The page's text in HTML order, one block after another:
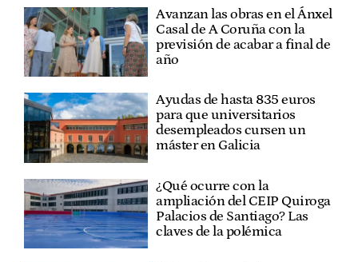
Avanzan las obras en el Ánxel
Casal de A Coruña con la
previsión de acabar a final de
año
Ayudas de hasta 835 euros
para que universitarios
desempleados cursen un
máster en Galicia
¿Qué ocurre con la
ampliación del CEIP Quiroga
Palacios de Santiago? Las
claves de la polémica